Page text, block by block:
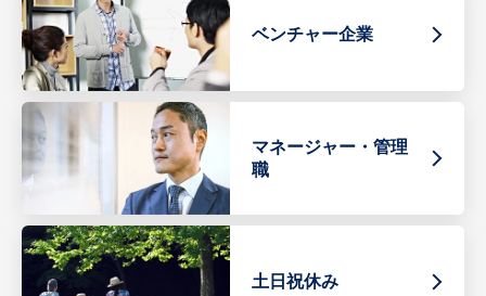
ベンチャー企業
マネージャー・管理
職
土日祝休み